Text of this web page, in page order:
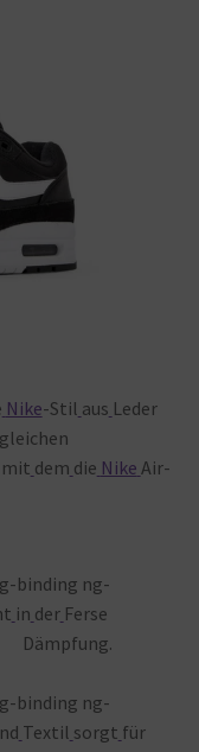
Nike-Stil aus Leder
gleichen
mit dem die Nike Air-
binding ng-
in der Ferse
Dämpfung.
binding ng-
Textil sorgt für